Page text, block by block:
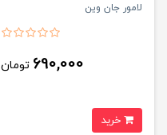
لامور جان وین
690,000 تومان